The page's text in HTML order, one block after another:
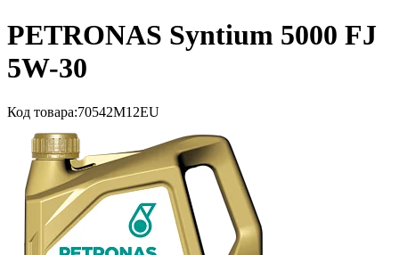
PETRONAS Syntium 5000 FJ
5W-30
Код товара:70542M12EU